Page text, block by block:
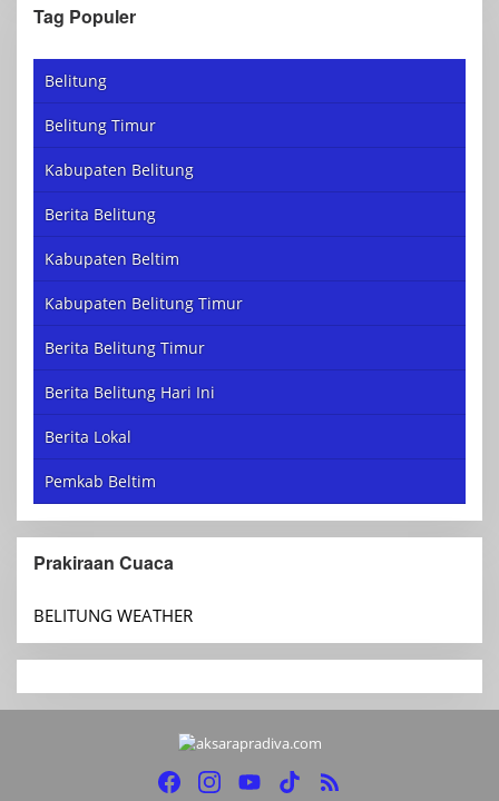
Tag Populer
Belitung
Belitung Timur
Kabupaten Belitung
Berita Belitung
Kabupaten Beltim
Kabupaten Belitung Timur
Berita Belitung Timur
Berita Belitung Hari Ini
Berita Lokal
Pemkab Beltim
Prakiraan Cuaca
BELITUNG WEATHER